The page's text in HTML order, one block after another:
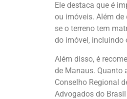
Ele destaca que é
ou imóveis. Além
se o terreno tem
do imóvel, incluindo
Além disso, é
de Manaus. Quanto
Conselho Regional
Advogados do Brasil